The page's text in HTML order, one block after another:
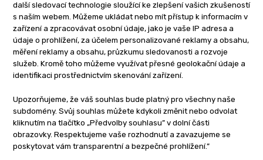
O nás
Kontakt
Reklama
Zásady soukromí
Cookies
Etický kodex
Redakce
další sledovací technologie sloužící ke zlepšení vašich zkušeností
s naším webem. Můžeme ukládat nebo mít přístup k informacím v
zařízení a zpracovávat osobní údaje, jako je vaše IP adresa a
údaje o prohlížení, za účelem personalizované reklamy a obsahu,
měření reklamy a obsahu, průzkumu sledovanosti a rozvoje
služeb. Kromě toho můžeme využívat přesné geolokační údaje a
identifikaci prostřednictvím skenování zařízení.
Upozorňujeme, že váš souhlas bude platný pro všechny naše
subdomény. Svůj souhlas můžete kdykoli změnit nebo odvolat
kliknutím na tlačítko „Předvolby souhlasu” v dolní části
obrazovky. Respektujeme vaše rozhodnutí a zavazujeme se
poskytovat vám transparentní a bezpečné prohlížení.”